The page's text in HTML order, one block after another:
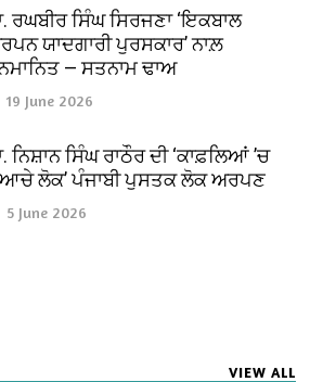
ਰਘਬੀਰ ਸਿੰਘ ਸਿਰਜਣਾ ‘ਇਕਬਾਲ
ਯਾਦਗਾਰੀ ਪੁਰਸਕਾਰ’ ਨਾਲ਼
— ਸਤਨਾਮ ਢਾਅ
19 June 2026
ਨਿਸ਼ਾਨ ਸਿੰਘ ਰਾਠੌਰ ਦੀ ‘ਕਾਫ਼ਲਿਆਂ ’ਚ
ਲੋਕ’ ਪੰਜਾਬੀ ਪੁਸਤਕ ਲੋਕ ਅਰਪਣ
5 June 2026
VIEW ALL